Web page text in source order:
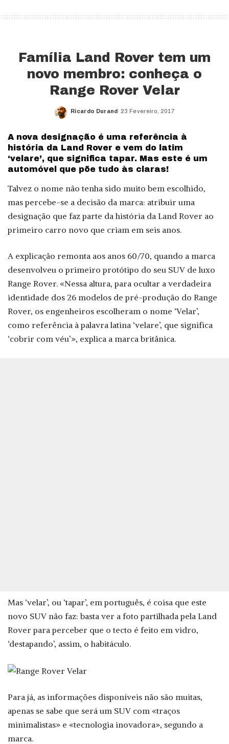
Família Land Rover tem um
novo membro: conheça o
Range Rover Velar
Posted
Ricardo Durand 23 Fevereiro, 2017
A nova designação é uma referência à
história da Land Rover e vem do latim
‘velare’, que significa tapar. Mas este é um
automóvel que põe tudo às claras!
Talvez o nome não tenha sido muito bem escolhido,
mas percebe-se a decisão da marca: atribuir uma
designação que faz parte da história da Land Rover ao
primeiro carro novo que criam em seis anos.
A explicação remonta aos anos 60/70, quando a marca
desenvolveu o primeiro protótipo do seu SUV de luxo
Range Rover. «Nessa altura, para ocultar a verdadeira
identidade dos 26 modelos de pré-produção do Range
Rover, os engenheiros escolheram o nome ‘Velar’,
como referência à palavra latina ‘velare’, que significa
‘cobrir com véu’», explica a marca britânica.
Mas ‘velar’, ou ‘tapar’, em português, é coisa que este
novo SUV não faz: basta ver a foto partilhada pela Land
Rover para perceber que o tecto é feito em vidro,
‘destapando’, assim, o habitáculo.
Para já, as informações disponíveis não são muitas,
apenas se sabe que será um SUV com «traços
minimalistas» e «tecnologia inovadora», segundo a
marca.